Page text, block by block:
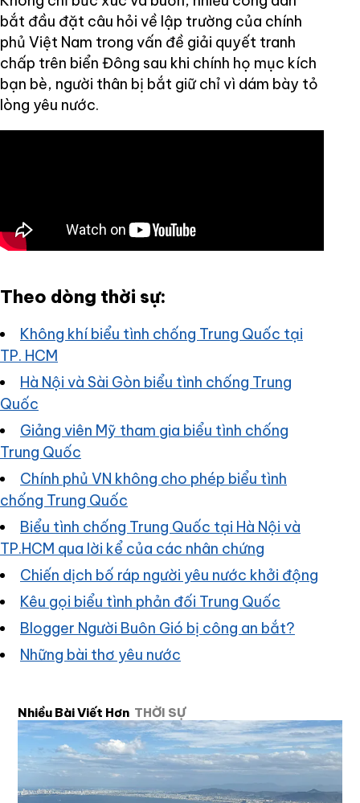
bắt đầu đặt câu hỏi về lập trường của chính
phủ Việt Nam trong vấn đề giải quyết tranh
chấp trên biển Đông sau khi chính họ mục kích
bạn bè, người thân bị bắt giữ chỉ vì dám bày tỏ
lòng yêu nước.
Theo dòng thời sự:
Không khí biểu tình chống Trung Quốc tại
TP. HCM
Hà Nội và Sài Gòn biểu tình chống Trung
Quốc
Giảng viên Mỹ tham gia biểu tình chống
Trung Quốc
Chính phủ VN không cho phép biểu tình
chống Trung Quốc
Biểu tình chống Trung Quốc tại Hà Nội và
TP.HCM qua lời kể của các nhân chứng
Chiến dịch bố ráp người yêu nước khởi động
Kêu gọi biểu tình phản đối Trung Quốc
Blogger Người Buôn Gió bị công an bắt?
Những bài thơ yêu nước
Nhiều Bài Viết Hơn THỜI SỰ